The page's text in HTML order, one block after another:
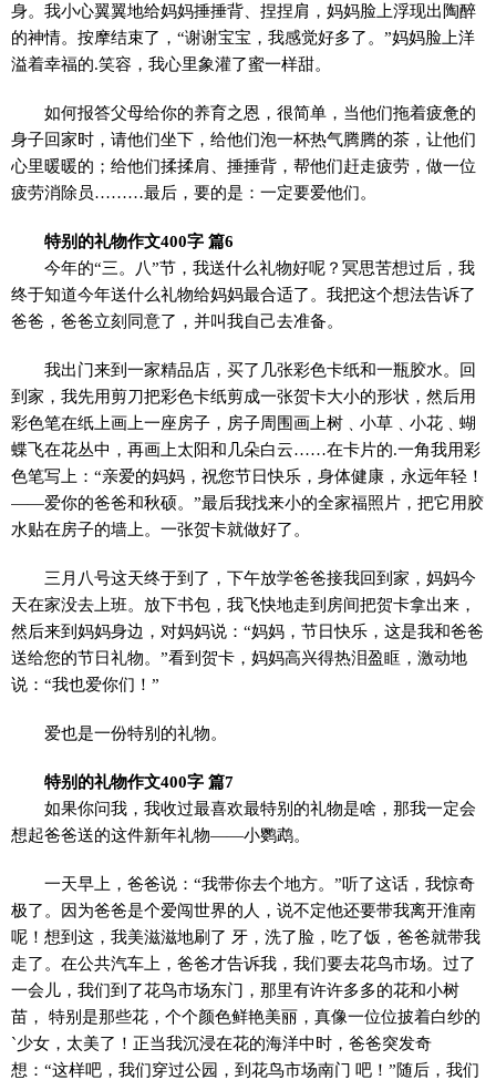
身。我小心翼翼地给妈妈捶捶背、捏捏肩，妈妈脸上浮现出陶醉
的神情。按摩结束了，“谢谢宝宝，我感觉好多了。”妈妈脸上洋
溢着幸福的.笑容，我心里象灌了蜜一样甜。
如何报答父母给你的养育之恩，很简单，当他们拖着疲惫的
身子回家时，请他们坐下，给他们泡一杯热气腾腾的茶，让他们
心里暖暖的；给他们揉揉肩、捶捶背，帮他们赶走疲劳，做一位
疲劳消除员………最后，要的是：一定要爱他们。
特别的礼物作文400字 篇6
今年的“三。八”节，我送什么礼物好呢？冥思苦想过后，我
终于知道今年送什么礼物给妈妈最合适了。我把这个想法告诉了
爸爸，爸爸立刻同意了，并叫我自己去准备。
我出门来到一家精品店，买了几张彩色卡纸和一瓶胶水。回
到家，我先用剪刀把彩色卡纸剪成一张贺卡大小的形状，然后用
彩色笔在纸上画上一座房子，房子周围画上树﹑小草﹑小花﹑蝴
蝶飞在花丛中，再画上太阳和几朵白云……在卡片的.一角我用彩
色笔写上：“亲爱的妈妈，祝您节日快乐，身体健康，永远年轻！
——爱你的爸爸和秋硕。”最后我找来小的全家福照片，把它用胶
水贴在房子的墙上。一张贺卡就做好了。
三月八号这天终于到了，下午放学爸爸接我回到家，妈妈今
天在家没去上班。放下书包，我飞快地走到房间把贺卡拿出来，
然后来到妈妈身边，对妈妈说：“妈妈，节日快乐，这是我和爸爸
送给您的节日礼物。”看到贺卡，妈妈高兴得热泪盈眶，激动地
说：“我也爱你们！”
爱也是一份特别的礼物。
特别的礼物作文400字 篇7
如果你问我，我收过最喜欢最特别的礼物是啥，那我一定会
想起爸爸送的这件新年礼物——小鹦鹉。
一天早上，爸爸说：“我带你去个地方。”听了这话，我惊奇
极了。因为爸爸是个爱闯世界的人，说不定他还要带我离开淮南
呢！想到这，我美滋滋地刷了 牙，洗了脸，吃了饭，爸爸就带我
走了。在公共汽车上，爸爸才告诉我，我们要去花鸟市场。过了
一会儿，我们到了花鸟市场东门，那里有许许多多的花和小树
苗， 特别是那些花，个个颜色鲜艳美丽，真像一位位披着白纱的
`少女，太美了！正当我沉浸在花的海洋中时，爸爸突发奇
想：“这样吧，我们穿过公园，到花鸟市场南门 吧！”随后，我们